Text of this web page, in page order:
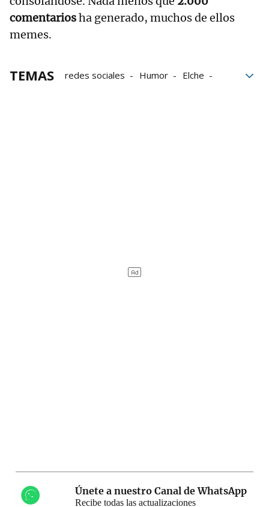
comentariosha generado, muchos de ellos
memes.
TEMAS redes sociales Humor
Elche
Únete a nuestro Canal de WhatsApp
Recibe todas las actualizaciones